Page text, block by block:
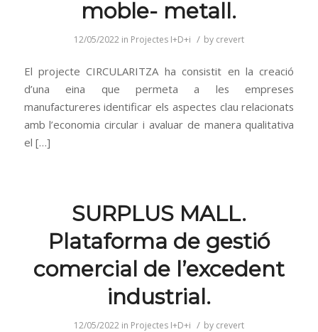
moble- metall.
12/05/2022 in Projectes I+D+i / by crevert
El projecte CIRCULARITZA ha consistit en la creació
d’una eina que permeta a les empreses
manufactureres identificar els aspectes clau relacionats
amb l’economia circular i avaluar de manera qualitativa
el […]
SURPLUS MALL.
Plataforma de gestió
comercial de l’excedent
industrial.
12/05/2022 in Projectes I+D+i / by crevert